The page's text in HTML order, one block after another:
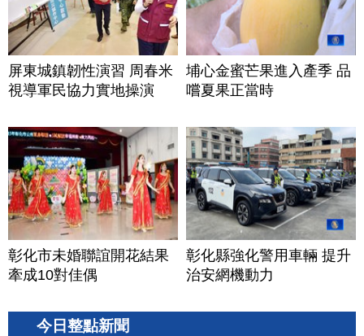
屏東城鎮韌性演習 周春米
視導軍民協力實地操演
埔心金蜜芒果進入產季 品
嚐夏果正當時
彰化市未婚聯誼開花結果
牽成10對佳偶
彰化縣強化警用車輛 提升
治安網機動力
今日整點新聞